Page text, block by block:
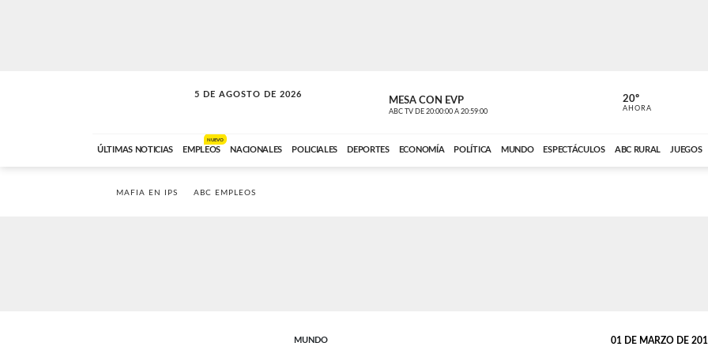
5 DE AGOSTO DE 2026
SOLO MÚSICA MESA CON EVP
ABC TV DE 20:00:00 A 20:59:00 ABC CARDINAL
20º
AHORA
ÚLTIMAS NOTICIAS EMPLEOS
NUEVO
NACIONALES POLICIALES DEPORTES ECONOMÍA POLÍTICA MUNDO ESPECTÁCULOS ABC RURAL JUEGOS
MAFIA EN IPS ABC EMPLEOS
MUNDO 01 DE MARZO DE